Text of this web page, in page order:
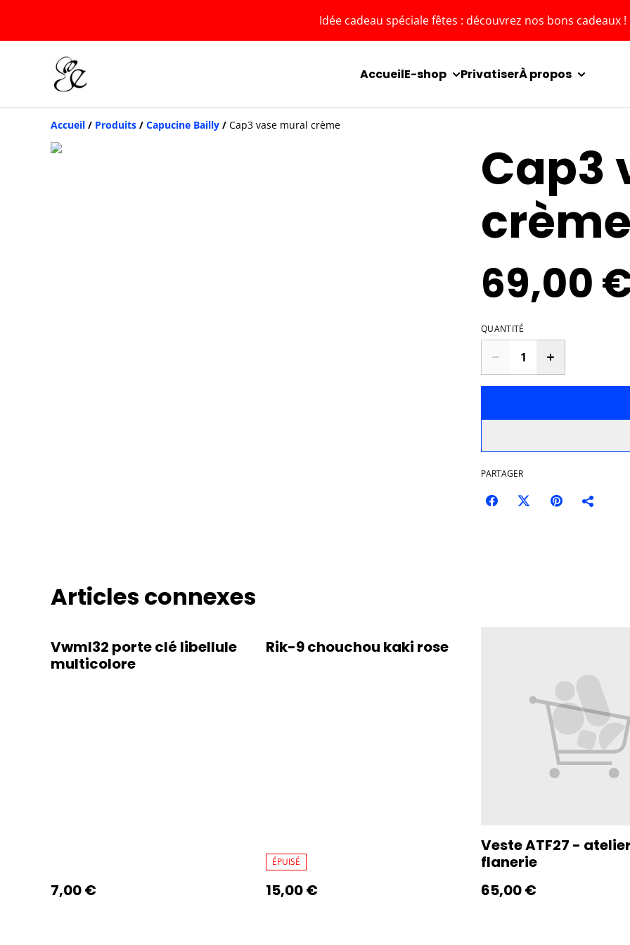
Idée cadeau spéciale fêtes : découvrez nos bons cadeaux !
AccueilE-shop PrivatiserÀ propos
Accueil / Produits / Capucine Bailly / Cap3 vase mural crème
Cap3
crème
69,00
QUANTITÉ
PARTAGER
Articles connexes
Vwml32 porte clé libellule
multicolore
7,00 €
Rik-9 chouchou kaki rose
ÉPUISÉ
15,00 €
Veste ATF27 - atelier
flanerie
65,00 €